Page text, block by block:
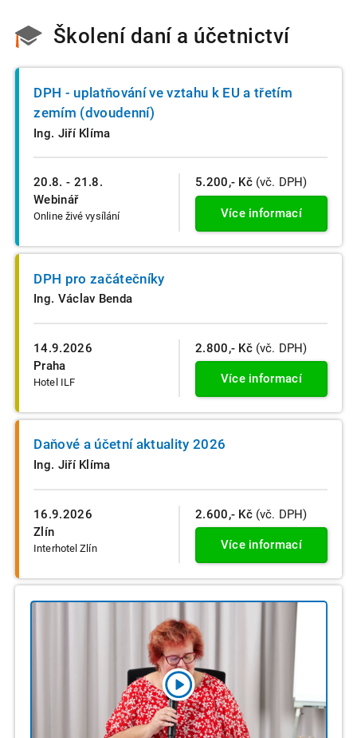
Školení daní a účetnictví
20.8. - 21.8.
Webinář
Online živé vysílání
DPH - uplatňování ve vztahu k EU a třetím
zemím (dvoudenní)
Ing. Jiří Klíma
5.200,- Kč (vč. DPH)
Více informací
14.9.2026
Praha
Hotel ILF
DPH pro začátečníky
Ing. Václav Benda
2.800,- Kč (vč. DPH)
Více informací
16.9.2026
Zlín
Interhotel Zlín
Daňové a účetní aktuality 2026
Ing. Jiří Klíma
2.600,- Kč (vč. DPH)
Více informací